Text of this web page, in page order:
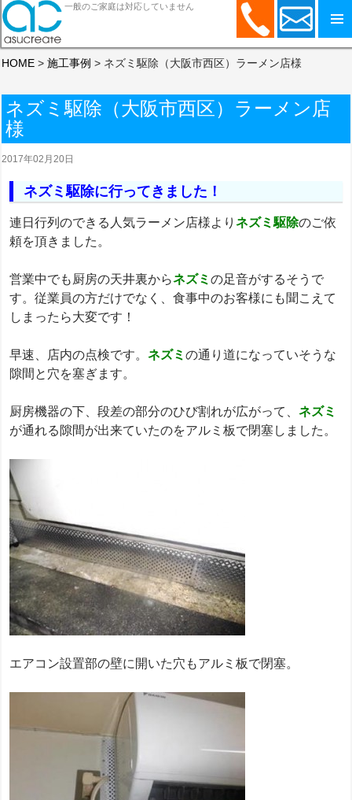
コンテンツへスキップ
一般のご家庭は対応していません
HOME >施工事例 > ネズミ駆除（大阪市西区）ラーメン店様
ネズミ駆除（大阪市西区）ラーメン店
様
2017年02月20日
ネズミ駆除に行ってきました！
連日行列のできる人気ラーメン店様よりネズミ駆除のご依
頼を頂きました。
営業中でも厨房の天井裏からネズミの足音がするそうで
す。従業員の方だけでなく、食事中のお客様にも聞こえて
しまったら大変です！
早速、店内の点検です。ネズミの通り道になっていそうな
隙間と穴を塞ぎます。
厨房機器の下、段差の部分のひび割れが広がって、ネズミ
が通れる隙間が出来ていたのをアルミ板で閉塞しました。
エアコン設置部の壁に開いた穴もアルミ板で閉塞。